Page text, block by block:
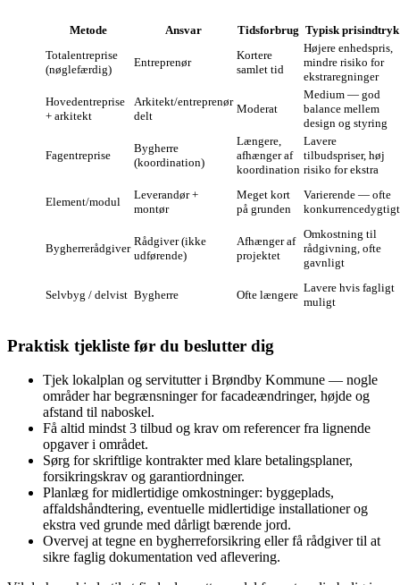
Metode Ansvar Tidsforbrug Typisk prisindtryk
Totalentreprise
(nøglefærdig)
Entreprenør
Kortere
samlet tid
Højere enhedspris,
mindre risiko for
ekstraregninger
Hovedentreprise
+ arkitekt
Arkitekt/entreprenør
delt
Moderat
Medium — god
balance mellem
design og styring
Fagentreprise
Bygherre
(koordination)
Længere,
afhænger af
koordination
Lavere
tilbudspriser, høj
risiko for ekstra
Element/modul
Leverandør +
montør
Meget kort
på grunden
Varierende — ofte
konkurrencedygtigt
Bygherrerådgiver
Rådgiver (ikke
udførende)
Afhænger af
projektet
Omkostning til
rådgivning, ofte
gavnligt
Selvbyg / delvist Bygherre Ofte længere
Lavere hvis fagligt
muligt
Praktisk tjekliste før du beslutter dig
Tjek lokalplan og servitutter i Brøndby Kommune — nogle
områder har begrænsninger for facadeændringer, højde og
afstand til naboskel.
Få altid mindst 3 tilbud og krav om referencer fra lignende
opgaver i området.
Sørg for skriftlige kontrakter med klare betalingsplaner,
forsikringskrav og garanti­ordninger.
Planlæg for midlertidige omkostninger: byggeplads,
affaldshåndtering, eventuelle midlertidige installationer og
ekstra ved grunde med dårligt bærende jord.
Overvej at tegne en bygherreforsikring eller få rådgiver til at
sikre faglig dokumentation ved aflevering.